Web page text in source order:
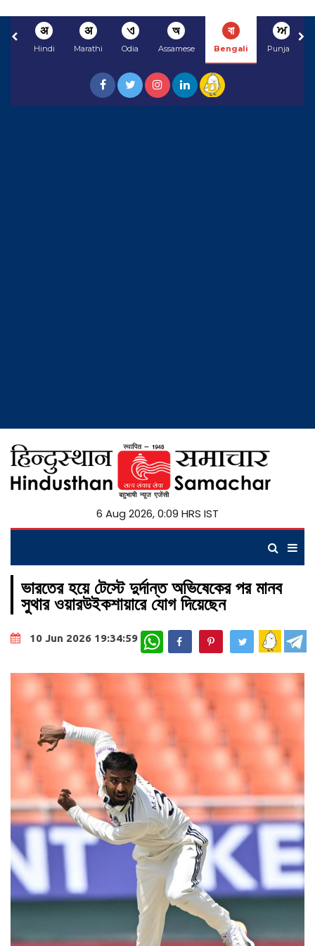
अ
Hindi
अ
Marathi
ଏ
Odia
অ
Assamese
বা
Bengali
ਅ
Punjabi
6 Aug 2026, 0:09 HRS IST
ভারতের হয়ে টেস্টে দুর্দান্ত অভিষেকের পর মানব
সুথার ওয়ারউইকশায়ারে যোগ দিয়েছেন
10 Jun 2026 19:34:59 WhatsApp